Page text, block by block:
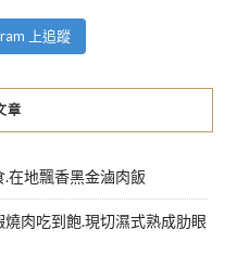
上追蹤
章
在地飄香黑金滷肉飯
肉吃到飽.現切濕式熟成肋眼